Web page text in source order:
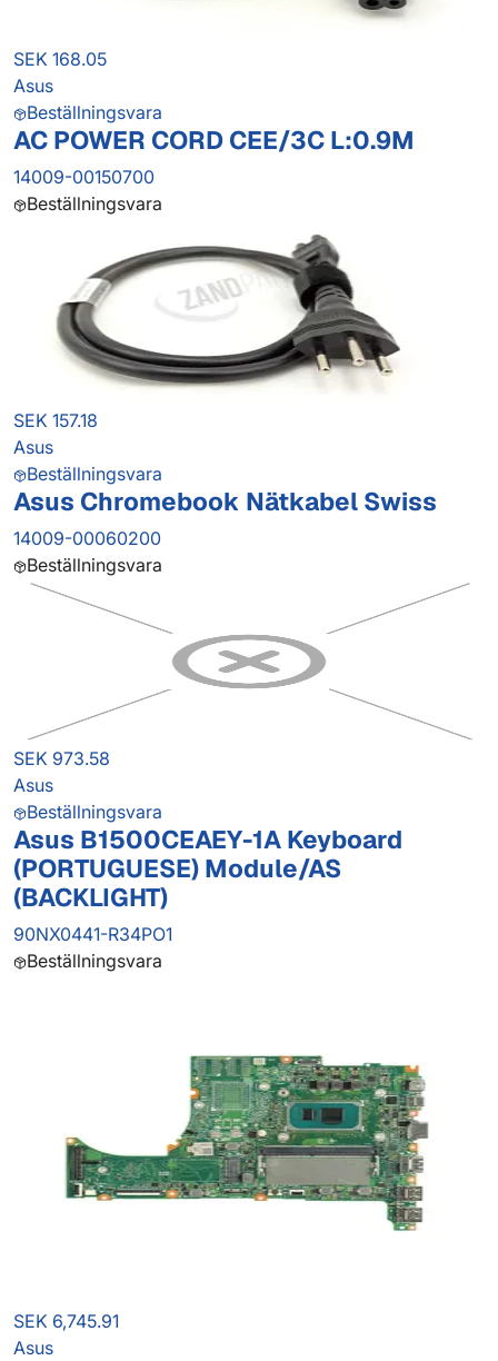
SEK 168.05
Asus
Beställningsvara
AC POWER CORD CEE/3C L:0.9M
14009-00150700
Beställningsvara
SEK 157.18
Asus
Beställningsvara
Asus Chromebook Nätkabel Swiss
14009-00060200
Beställningsvara
SEK 973.58
Asus
Beställningsvara
Asus B1500CEAEY-1A Keyboard
(PORTUGUESE) Module/AS
(BACKLIGHT)
90NX0441-R34PO1
Beställningsvara
SEK 6,745.91
Asus